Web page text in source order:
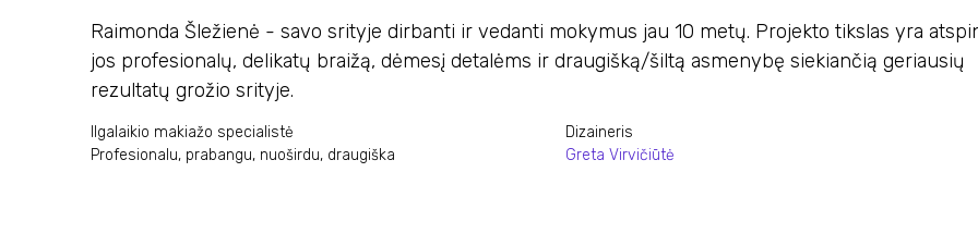
Raimonda Šležienė - savo srityje dirbanti ir vedanti mokymus jau 10 metų. Projekto tikslas yra
jos profesionalų, delikatų braižą, dėmesį detalėms ir draugišką/šiltą asmenybę siekiančią geriausių
rezultatų grožio srityje.
Ilgalaikio makiažo specialistė
Profesionalu, prabangu, nuoširdu, draugiška
Dizaineris
Greta Virvičiūtė